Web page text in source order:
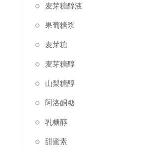
麦芽糖醇液
果葡糖浆
麦芽糖
麦芽糖醇
山梨糖醇
阿洛酮糖
乳糖醇
甜蜜素